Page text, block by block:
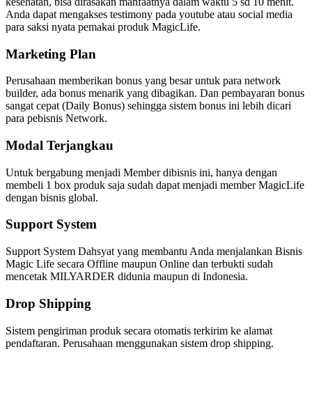
Anda dapat mengakses testimony pada youtube atau social media
para saksi nyata pemakai produk MagicLife.
Marketing Plan
Perusahaan memberikan bonus yang besar untuk para network
builder, ada bonus menarik yang dibagikan. Dan pembayaran bonus
sangat cepat (Daily Bonus) sehingga sistem bonus ini lebih dicari
para pebisnis Network.
Modal Terjangkau
Untuk bergabung menjadi Member dibisnis ini, hanya dengan
membeli 1 box produk saja sudah dapat menjadi member MagicLife
dengan bisnis global.
Support System
Support System Dahsyat yang membantu Anda menjalankan Bisnis
Magic Life secara Offline maupun Online dan terbukti sudah
mencetak MILYARDER didunia maupun di Indonesia.
Drop Shipping
Sistem pengiriman produk secara otomatis terkirim ke alamat
pendaftaran. Perusahaan menggunakan sistem drop shipping.